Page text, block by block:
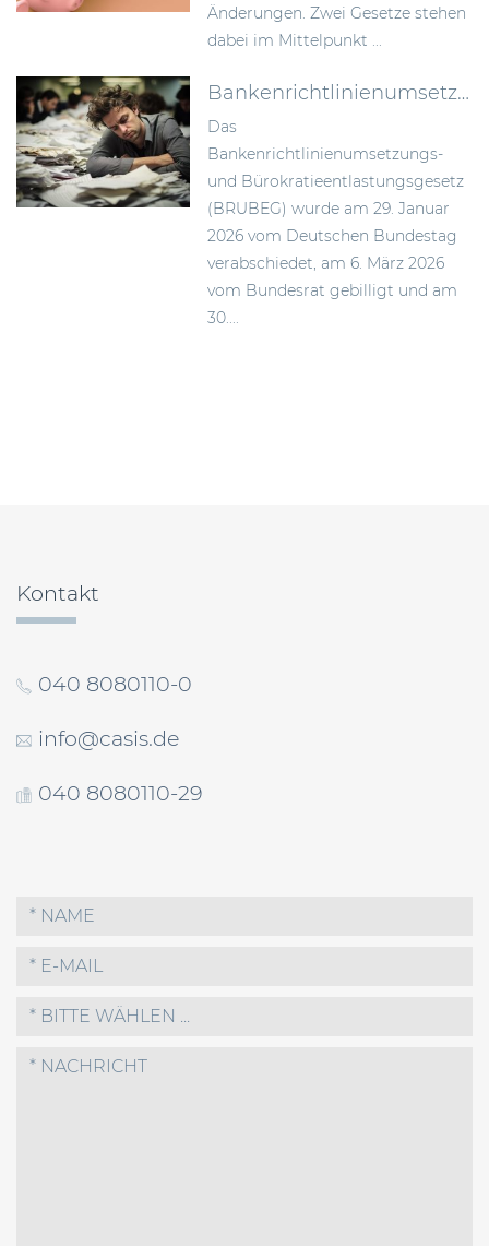
Änderungen. Zwei Gesetze stehen
dabei im Mittelpunkt ...
Bankenrichtlinienumsetzungs- und Bürokratieentlastungsgesetz (BRUBEG): Zielgerichtete Umsetzung des EU-Bankenpakets in Deutschland
Das
Bankenrichtlinienumsetzungs-
und Bürokratieentlastungsgesetz
(BRUBEG) wurde am 29. Januar
2026 vom Deutschen Bundestag
verabschiedet, am 6. März 2026
vom Bundesrat gebilligt und am
30....
Kontakt
040 8080110-0
info@casis.de
040 8080110-29
* BITTE WÄHLEN ...